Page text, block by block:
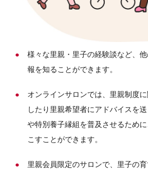
様々な里親・里子の経験談など、
報を知ることができます。
オンラインサロンでは、里親制度
したり里親希望者にアドバイスを
や特別養子縁組を普及させるため
こすことができます。
里親会員限定のサロンで、里子の育